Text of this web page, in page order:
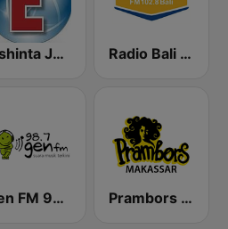
Elshinta Jakarta Radio Bali - Menara FM 102.8
Gen FM 98.7 Prambors FM 105.1 Makassar